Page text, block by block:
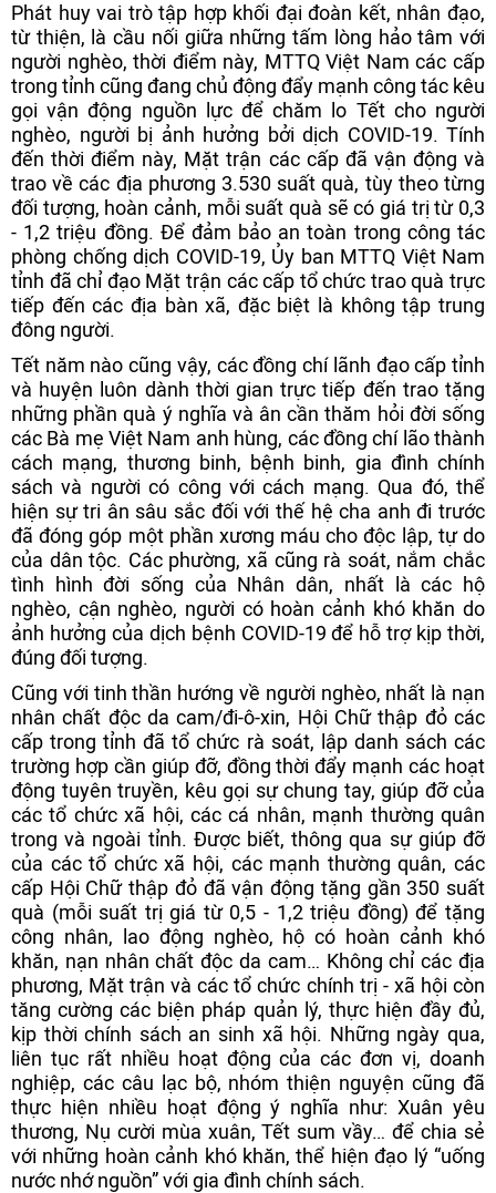
Phát huy vai trò tập hợp khối đại đoàn kết, nhân đạo,
từ thiện, là cầu nối giữa những tấm lòng hảo tâm với
người nghèo, thời điểm này, MTTQ Việt Nam các cấp
trong tỉnh cũng đang chủ động đẩy mạnh công tác kêu
gọi vận động nguồn lực để chăm lo Tết cho người
nghèo, người bị ảnh hưởng bởi dịch COVID-19. Tính
đến thời điểm này, Mặt trận các cấp đã vận động và
trao về các địa phương 3.530 suất quà, tùy theo từng
đối tượng, hoàn cảnh, mỗi suất quà sẽ có giá trị từ 0,3
- 1,2 triệu đồng. Để đảm bảo an toàn trong công tác
phòng chống dịch COVID-19, Ủy ban MTTQ Việt Nam
tỉnh đã chỉ đạo Mặt trận các cấp tổ chức trao quà trực
tiếp đến các địa bàn xã, đặc biệt là không tập trung
đông người.
Tết năm nào cũng vậy, các đồng chí lãnh đạo cấp tỉnh
và huyện luôn dành thời gian trực tiếp đến trao tặng
những phần quà ý nghĩa và ân cần thăm hỏi đời sống
các Bà mẹ Việt Nam anh hùng, các đồng chí lão thành
cách mạng, thương binh, bệnh binh, gia đình chính
sách và người có công với cách mạng. Qua đó, thể
hiện sự tri ân sâu sắc đối với thế hệ cha anh đi trước
đã đóng góp một phần xương máu cho độc lập, tự do
của dân tộc. Các phường, xã cũng rà soát, nắm chắc
tình hình đời sống của Nhân dân, nhất là các hộ
nghèo, cận nghèo, người có hoàn cảnh khó khăn do
ảnh hưởng của dịch bệnh COVID-19 để hỗ trợ kịp thời,
đúng đối tượng.
Cũng với tinh thần hướng về người nghèo, nhất là nạn
nhân chất độc da cam/đi-ô-xin, Hội Chữ thập đỏ các
cấp trong tỉnh đã tổ chức rà soát, lập danh sách các
trường hợp cần giúp đỡ, đồng thời đẩy mạnh các hoạt
động tuyên truyền, kêu gọi sự chung tay, giúp đỡ của
các tổ chức xã hội, các cá nhân, mạnh thường quân
trong và ngoài tỉnh. Được biết, thông qua sự giúp đỡ
của các tổ chức xã hội, các mạnh thường quân, các
cấp Hội Chữ thập đỏ đã vận động tặng gần 350 suất
quà (mỗi suất trị giá từ 0,5 - 1,2 triệu đồng) để tặng
công nhân, lao động nghèo, hộ có hoàn cảnh khó
khăn, nạn nhân chất độc da cam… Không chỉ các địa
phương, Mặt trận và các tổ chức chính trị - xã hội còn
tăng cường các biện pháp quản lý, thực hiện đầy đủ,
kịp thời chính sách an sinh xã hội. Những ngày qua,
liên tục rất nhiều hoạt động của các đơn vị, doanh
nghiệp, các câu lạc bộ, nhóm thiện nguyện cũng đã
thực hiện nhiều hoạt động ý nghĩa như: Xuân yêu
thương, Nụ cười mùa xuân, Tết sum vầy… để chia sẻ
với những hoàn cảnh khó khăn, thể hiện đạo lý “uống
nước nhớ nguồn” với gia đình chính sách.